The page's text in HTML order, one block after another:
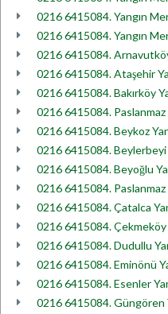
0216 6415084. Yangın
0216 6415084. Yangın
0216 6415084.
0216 6415084. Ataşehir
0216 6415084. Bakırköy
0216 6415084.
0216 6415084. Beykoz
0216 6415084. Beylerbeyi
0216 6415084. Beyoğlu
0216 6415084.
0216 6415084. Çatalca
0216 6415084. Çekmeköy
0216 6415084. Dudullu
0216 6415084. Eminönü
0216 6415084. Esenler
0216 6415084. Güngören